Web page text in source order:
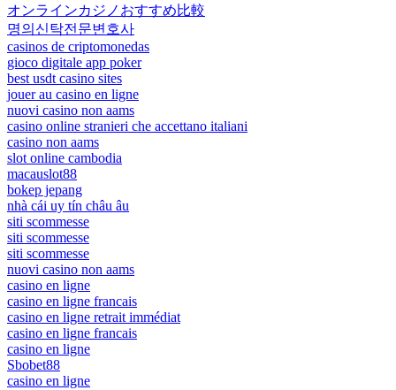
オンラインカジノおすすめ比較
명의신탁전문변호사
casinos de criptomonedas
gioco digitale app poker
best usdt casino sites
jouer au casino en ligne
nuovi casino non aams
casino online stranieri che accettano italiani
casino non aams
slot online cambodia
macauslot88
bokep jepang
nhà cái uy tín châu âu
siti scommesse
siti scommesse
siti scommesse
nuovi casino non aams
casino en ligne
casino en ligne francais
casino en ligne retrait immédiat
casino en ligne francais
casino en ligne
Sbobet88
casino en ligne